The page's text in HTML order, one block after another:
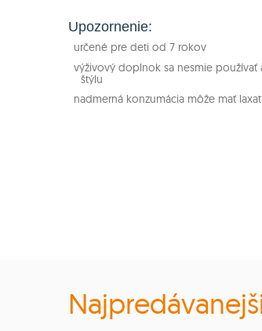
Upozornenie:
určené pre deti od 7 rokov
výživový doplnok sa nesmie používať
štýlu
nadmerná konzumácia môže mať